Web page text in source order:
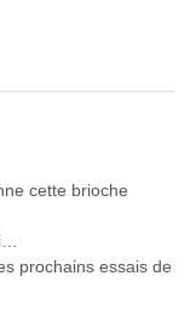
cette brioche
prochains essais de